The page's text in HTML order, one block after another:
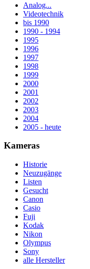
Analog...
Videotechnik
bis 1990
1990 - 1994
1995
1996
1997
1998
1999
2000
2001
2002
2003
2004
2005 - heute
Kameras
Historie
Neuzugänge
Listen
Gesucht
Canon
Casio
Fuji
Kodak
Nikon
Olympus
Sony
alle Hersteller